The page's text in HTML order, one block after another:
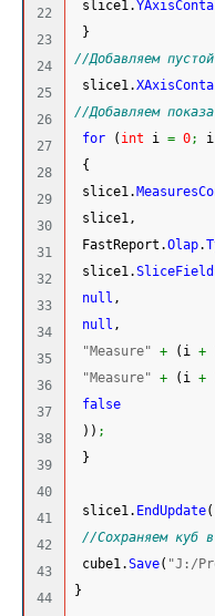
22
23
24
25
26
27
28
29
30
31
32
33
34
35
36
37
38
39
40
41
42
43
slice1.
}
//Добавляем
slice1.
//Добавляем
for
( int i = 0; i
{
slice1.
slice1,
FastReport.Olap.
slice1.
null ,
null ,
"Measure" + ( i +
"Measure" + ( i +
false
) ) ;
}
slice1. EndUpdate(
//Сохраняем куб
cube1.Save( "J:/
}